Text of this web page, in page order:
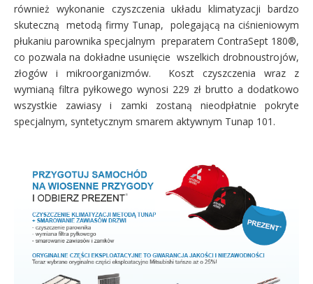
również wykonanie czyszczenia układu klimatyzacji bardzo
skuteczną metodą firmy Tunap, polegającą na ciśnieniowym
płukaniu parownika specjalnym preparatem ContraSept 180®,
co pozwala na dokładne usunięcie wszelkich drobnoustrojów,
złogów i mikroorganizmów. Koszt czyszczenia wraz z
wymianą filtra pyłkowego wynosi 229 zł brutto a dodatkowo
wszystkie zawiasy i zamki zostaną nieodpłatnie pokryte
specjalnym, syntetycznym smarem aktywnym Tunap 101.